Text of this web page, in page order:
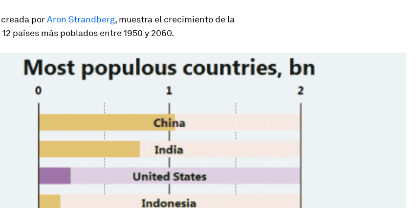
porAron Strandberg, muestra el crecimiento de la
países más poblados entre 1950 y 2060.